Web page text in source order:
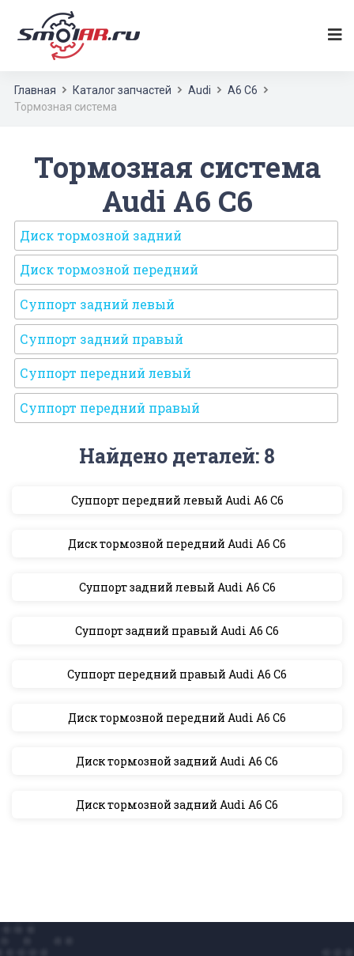
Главная Каталог запчастей Audi
A6 C6
Тормозная система
Тормозная система
Audi A6 C6
Диск тормозной задний
Диск тормозной передний
Суппорт задний левый
Суппорт задний правый
Суппорт передний левый
Суппорт передний правый
Найдено деталей: 8
Суппорт передний левый Audi A6 C6
Диск тормозной передний Audi A6 C6
Суппорт задний левый Audi A6 C6
Суппорт задний правый Audi A6 C6
Суппорт передний правый Audi A6 C6
Диск тормозной передний Audi A6 C6
Диск тормозной задний Audi A6 C6
Диск тормозной задний Audi A6 C6